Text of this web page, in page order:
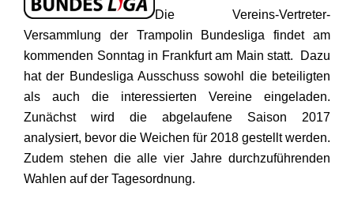
Die Vereins-Vertreter-
Versammlung der Trampolin Bundesliga findet am
kommenden Sonntag in Frankfurt am Main statt. Dazu
hat der Bundesliga Ausschuss sowohl die beteiligten
als auch die interessierten Vereine eingeladen.
Zunächst wird die abgelaufene Saison 2017
analysiert, bevor die Weichen für 2018 gestellt werden.
Zudem stehen die alle vier Jahre durchzuführenden
Wahlen auf der Tagesordnung.